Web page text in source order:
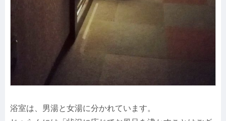
浴室は、男湯と女湯に分かれています。